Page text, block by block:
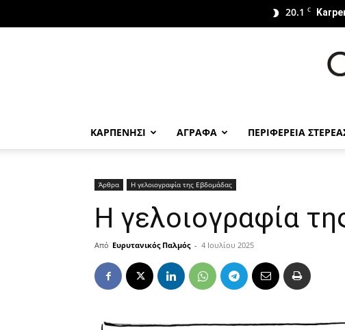
20.1 C
ΚΑΡΠΕΝΗΣΙ ΑΓΡΑΦΑ ΠΕΡΙΦΕΡΕΙΑ
Άρθρα Η γελοιογραφία της Εβδομάδας
Η γελοιογραφία
Από Ευρυτανικός Παλμός - 4 Ιουλίου 2025